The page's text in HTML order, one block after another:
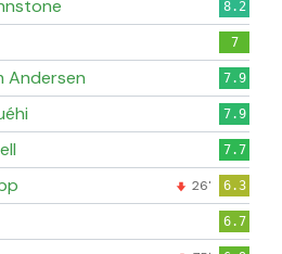
8.2
7
Andersen 7.9
7.9
7.7
26' 6.3
6.7